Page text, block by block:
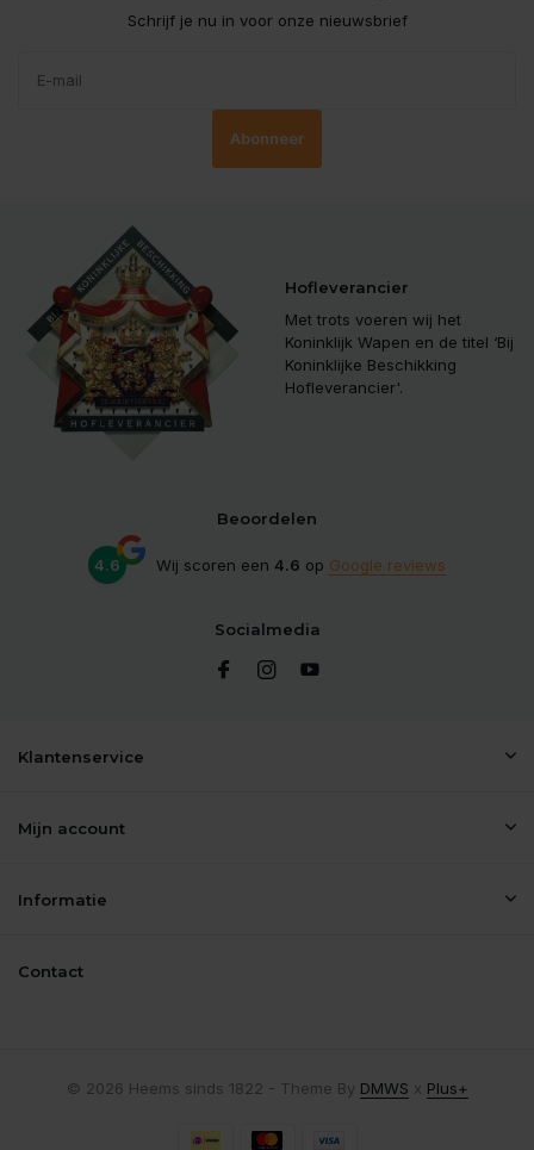
Schrijf je nu in voor onze nieuwsbrief
Abonneer
Hofleverancier
Met trots voeren wij het
Koninklijk Wapen en de titel ‘Bij
Koninklijke Beschikking
Hofleverancier'.
Beoordelen
4.6 Wij scoren een 4.6 op Google reviews
Socialmedia
Klantenservice
Mijn account
Informatie
Contact
© 2026 Heems sinds 1822 - Theme By DMWS x Plus+